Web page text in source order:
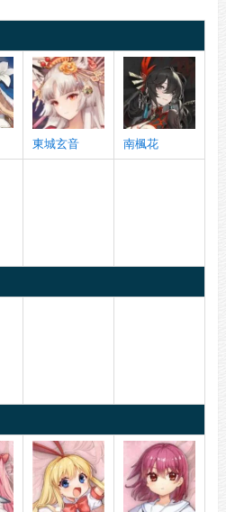
東城玄音 南楓花